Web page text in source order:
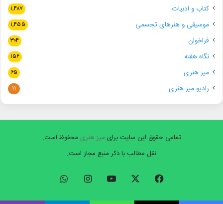
کتاب و ادبیات ۱,۴۸۷
موسیقی و هنرهای تجسمی ۱,۴۵۵
فراخوان ۳۰۴
نگاه هفته ۱۵۶
میز هنری ۶۵
رادیو میز هنری ۱۱
تمامی حقوق این سایت برای میز هنری محفوظ است.
نقل مطالب با ذکر منبع مجاز است.
فیسبوک ایکس یوتیوب اینستاگرام